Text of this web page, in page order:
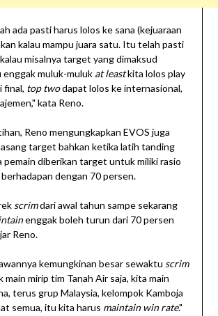
ada pasti harus lolos ke sana (kejuaraan
kalau mampu juara satu. Itu telah pasti
misalnya target yang dimaksud
muluk-muluk at leastkita lolos play
final, top twodapat lolos ke internasional,
kata Reno.
Reno mengungkapkan EVOS juga
target bahkan ketika latih tanding
pemain diberikan target untuk miliki rasio
dengan 70 persen.
scrimdari awal tahun sampe sekarang
enggak boleh turun dari 70 persen
Reno.
kemungkinan besar sewaktu scrim
main mirip tim Tanah Air saja, kita main
terus grup Malaysia, kelompok Kamboja
semua, itu kita harus maintain win rate."